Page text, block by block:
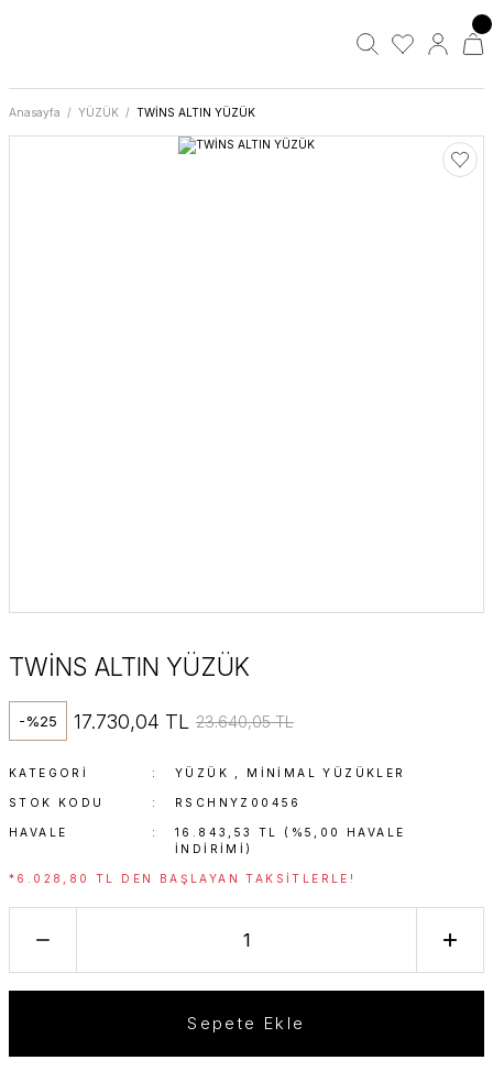
Anasayfa YÜZÜK TWİNS ALTIN YÜZÜK
TWİNS ALTIN YÜZÜK
-%25 17.730,04 TL 23.640,05 TL
KATEGORI YÜZÜK MINIMAL YÜZÜKLER
STOK KODU RSCHNYZ00456
HAVALE
16.843,53 TL (%5,00 HAVALE
INDIRIMI)
*6.028,80 TL DEN BAŞLAYAN TAKSITLERLE!
Sepete Ekle